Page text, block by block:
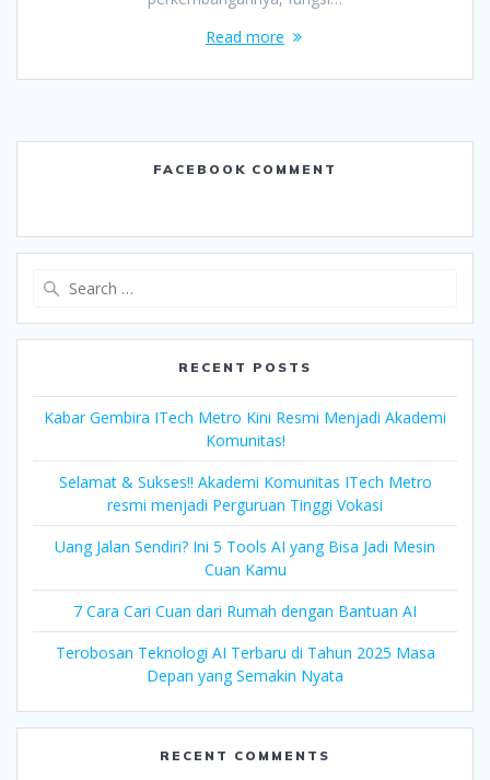
Read more
FACEBOOK COMMENT
RECENT POSTS
Kabar Gembira ITech Metro Kini Resmi Menjadi Akademi
Komunitas!
Selamat & Sukses!! Akademi Komunitas ITech Metro
resmi menjadi Perguruan Tinggi Vokasi
Uang Jalan Sendiri? Ini 5 Tools AI yang Bisa Jadi Mesin
Cuan Kamu
7 Cara Cari Cuan dari Rumah dengan Bantuan AI
Terobosan Teknologi AI Terbaru di Tahun 2025 Masa
Depan yang Semakin Nyata
RECENT COMMENTS